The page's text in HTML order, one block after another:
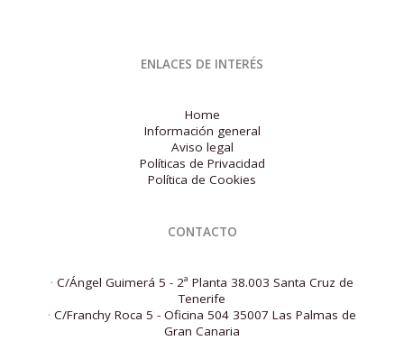
ENLACES DE INTERÉS
Home
Información general
Aviso legal
Políticas de Privacidad
Política de Cookies
CONTACTO
· C/Ángel Guimerá 5 - 2ª Planta 38.003 Santa Cruz de
Tenerife
· C/Franchy Roca 5 - Oficina 504 35007 Las Palmas de
Gran Canaria